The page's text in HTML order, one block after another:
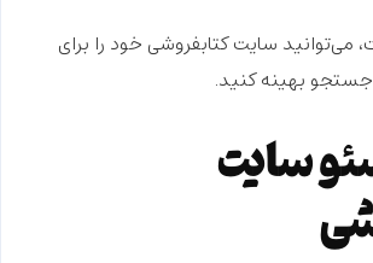
می‌توانید سایت کتابفروشی خود را برای
جستجو بهینه کنید.
سایت